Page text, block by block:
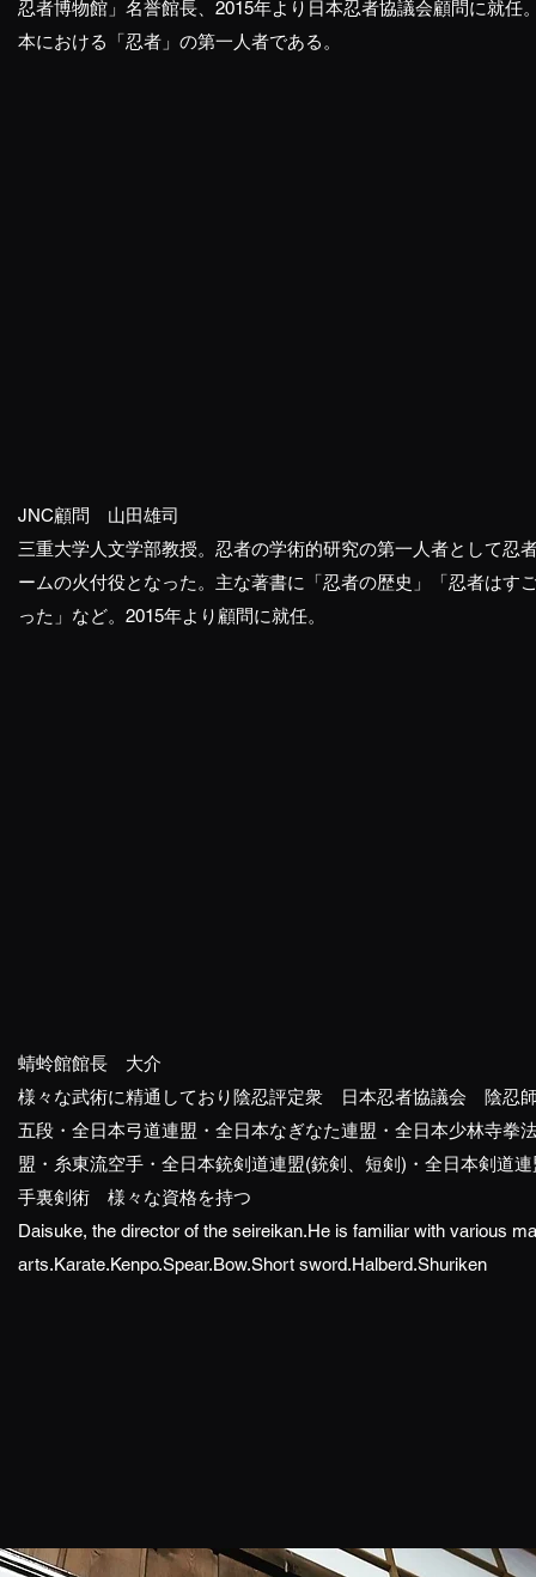
忍者博物館」名誉館長、2015年より日本忍者協議会顧問に就任
本における「忍者」の第一人者である。
JNC顧問 山田雄司
三重大学人文学部教授。忍者の学術的研究の第一人者として忍
ームの火付役となった。主な著書に「忍者の歴史」「忍者はす
った」など。2015年より顧問に就任。
蜻蛉館館長 大介
様々な武術に精通しており陰忍評定衆 日本忍者協議会 陰忍
五段・全日本弓道連盟・全日本なぎなた連盟・全日本少林寺拳
盟・糸東流空手・全日本銃剣道連盟(銃剣、短剣)・全日本剣道
手裏剣術 様々な資格を持つ
Daisuke, the director of the seireikan.He is familiar with various
arts.Karate.Kenpo.Spear.Bow.Short sword.Halberd.Shuriken